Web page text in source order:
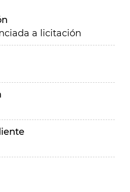
a licitación